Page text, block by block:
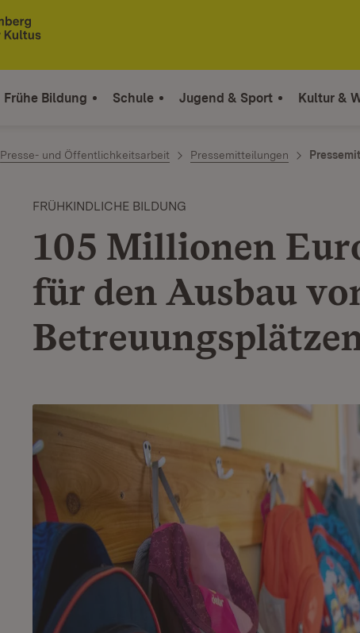
Frühe Bildung Schule Jugend & Sport Kultur &
Presse- und Öffentlichkeitsarbeit Pressemitteilungen
FRÜHKINDLICHE BILDUNG
105 Millionen
für den Ausbau